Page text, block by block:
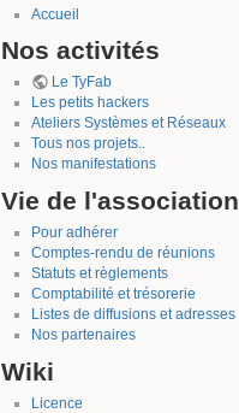
Accueil
Nos activités
Le TyFab
Les petits hackers
Ateliers Systèmes et Réseaux
Tous nos projets..
Nos manifestations
Vie de l'association
Pour adhérer
Comptes-rendu de réunions
Statuts et règlements
Comptabilité et trésorerie
Listes de diffusions et adresses
Nos partenaires
Wiki
Licence